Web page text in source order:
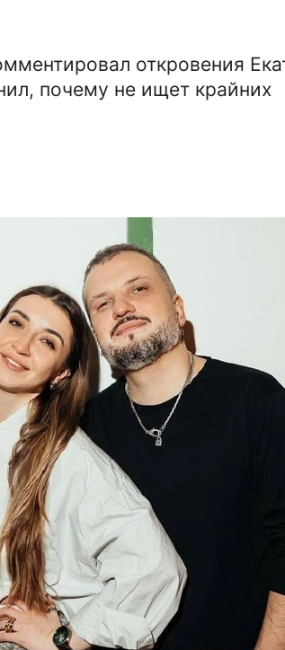
откровения
почему не ищет крайних